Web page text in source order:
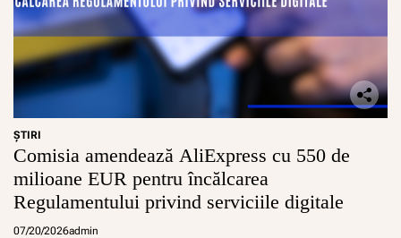
ŞTIRI
Comisia amendează AliExpress cu 550 de
milioane EUR pentru încălcarea
Regulamentului privind serviciile digitale
07/20/2026admin